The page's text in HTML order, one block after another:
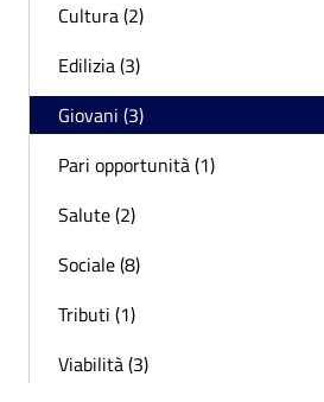
Cultura (2)
Edilizia (3)
Giovani (3)
Pari opportunità (1)
Salute (2)
Sociale (8)
Tributi (1)
Viabilità (3)